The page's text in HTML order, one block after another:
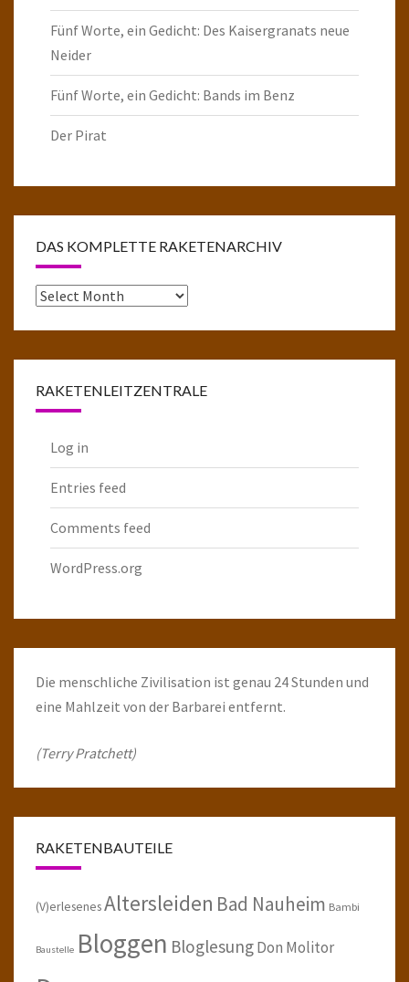
Fünf Worte, ein Gedicht: Des Kaisergranats neue
Neider
Fünf Worte, ein Gedicht: Bands im Benz
Der Pirat
DAS KOMPLETTE RAKETENARCHIV
Das
RAKETENLEITZENTRALE
Log in
Entries feed
Comments feed
WordPress.org
Die menschliche Zivilisation ist genau 24 Stunden und
eine Mahlzeit von der Barbarei entfernt.
(Terry Pratchett)
RAKETENBAUTEILE
(V)erlesenesAltersleiden Bad Nauheim Bambi
Baustelle Bloggen BloglesungDon Molitor